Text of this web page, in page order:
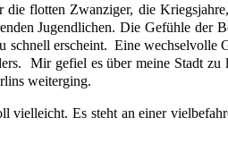
flotten Zwanziger, die
Jugendlichen. Die Gefühle der
schnell erscheint. Eine wechselvolle
Mir gefiel es über meine Stadt zu
weiterging.
vielleicht. Es steht an einer